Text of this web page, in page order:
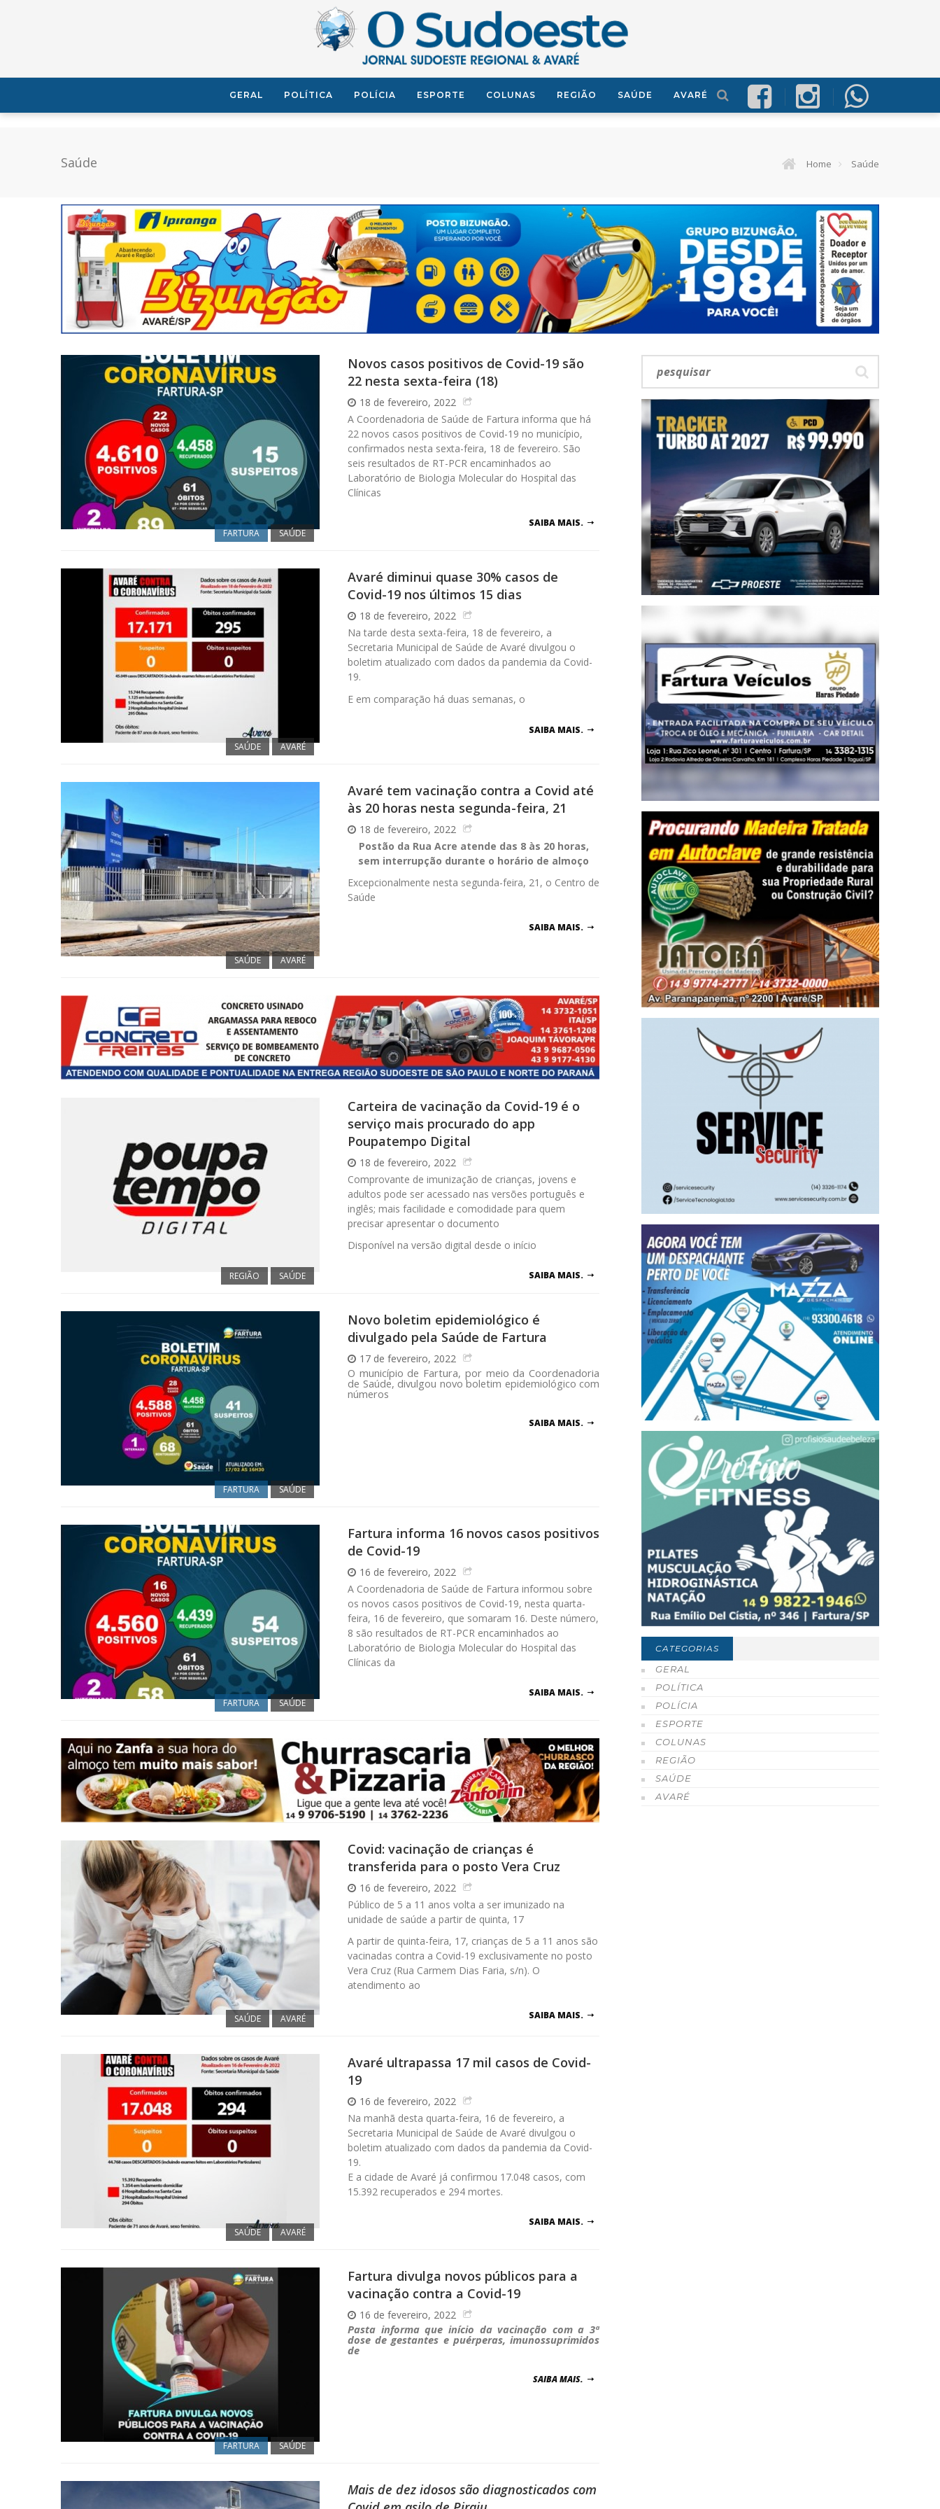
GERAL POLÍTICA POLÍCIA ESPORTE COLUNAS REGIÃO SAÚDE AVARÉ
Saúde Home Saúde
FARTURA SAÚDE
Novos casos positivos de Covid-19 são
22 nesta sexta-feira (18)
18 de fevereiro, 2022
A Coordenadoria de Saúde de Fartura informa que há
22 novos casos positivos de Covid-19 no município,
confirmados nesta sexta-feira, 18 de fevereiro. São
seis resultados de RT-PCR encaminhados ao
Laboratório de Biologia Molecular do Hospital das
Clínicas
SAIBA MAIS.
SAÚDE AVARÉ
Avaré diminui quase 30% casos de
Covid-19 nos últimos 15 dias
18 de fevereiro, 2022
Na tarde desta sexta-feira, 18 de fevereiro, a
Secretaria Municipal de Saúde de Avaré divulgou o
boletim atualizado com dados da pandemia da Covid-
19.
E em comparação há duas semanas, o
SAIBA MAIS.
SAÚDE AVARÉ
Avaré tem vacinação contra a Covid até
às 20 horas nesta segunda-feira, 21
18 de fevereiro, 2022
Postão da Rua Acre atende das 8 às 20 horas,
sem interrupção durante o horário de almoço
Excepcionalmente nesta segunda-feira, 21, o Centro de
Saúde
SAIBA MAIS.
REGIÃO SAÚDE
Carteira de vacinação da Covid-19 é o
serviço mais procurado do app
Poupatempo Digital
18 de fevereiro, 2022
Comprovante de imunização de crianças, jovens e
adultos pode ser acessado nas versões português e
inglês; mais facilidade e comodidade para quem
precisar apresentar o documento
Disponível na versão digital desde o início
SAIBA MAIS.
FARTURA SAÚDE
Novo boletim epidemiológico é
divulgado pela Saúde de Fartura
17 de fevereiro, 2022
O município de Fartura, por meio da Coordenadoria
de Saúde, divulgou novo boletim epidemiológico com
números
SAIBA MAIS.
FARTURA SAÚDE
Fartura informa 16 novos casos positivos
de Covid-19
16 de fevereiro, 2022
A Coordenadoria de Saúde de Fartura informou sobre
os novos casos positivos de Covid-19, nesta quarta-
feira, 16 de fevereiro, que somaram 16. Deste número,
8 são resultados de RT-PCR encaminhados ao
Laboratório de Biologia Molecular do Hospital das
Clínicas da
SAIBA MAIS.
SAÚDE AVARÉ
Covid: vacinação de crianças é
transferida para o posto Vera Cruz
16 de fevereiro, 2022
Público de 5 a 11 anos volta a ser imunizado na
unidade de saúde a partir de quinta, 17
A partir de quinta-feira, 17, crianças de 5 a 11 anos são
vacinadas contra a Covid-19 exclusivamente no posto
Vera Cruz (Rua Carmem Dias Faria, s/n). O
atendimento ao
SAIBA MAIS.
SAÚDE AVARÉ
Avaré ultrapassa 17 mil casos de Covid-
19
16 de fevereiro, 2022
Na manhã desta quarta-feira, 16 de fevereiro, a
Secretaria Municipal de Saúde de Avaré divulgou o
boletim atualizado com dados da pandemia da Covid-
19.
E a cidade de Avaré já confirmou 17.048 casos, com
15.392 recuperados e 294 mortes.
SAIBA MAIS.
FARTURA SAÚDE
Fartura divulga novos públicos para a
vacinação contra a Covid-19
16 de fevereiro, 2022
Pasta informa que início da vacinação com a 3ª
dose de gestantes e puérperas, imunossuprimidos
de
SAIBA MAIS.
Mais de dez idosos são diagnosticados com
CATEGORIAS
GERAL
POLÍTICA
POLÍCIA
ESPORTE
COLUNAS
REGIÃO
SAÚDE
AVARÉ